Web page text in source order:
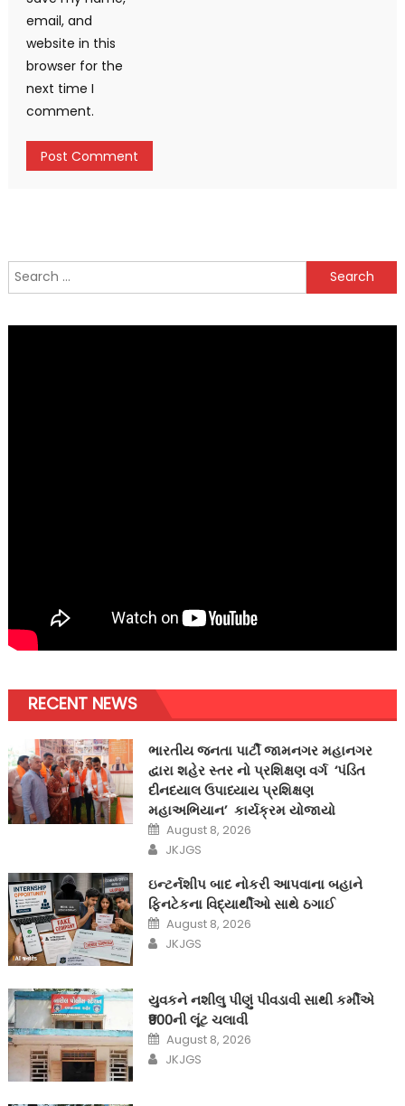
email, and
website in this
browser for the
next time I
comment.
Search
for:
RECENT NEWS
ભારતીય જનતા પાર્ટી જામનગર મહાનગર
દ્વારા શહેર સ્તર નો પ્રશિક્ષણ વર્ગ ‘પંડિત
દીનદયાલ ઉપાધ્યાય પ્રશિક્ષણ
મહાઅભિયાન’ કાર્યક્રમ યોજાયો
Posted
on
August 8, 2026
Author
JKJGS
ઇન્ટર્નશીપ બાદ નોકરી આપવાના બહાને
ફિનટેકના વિદ્યાર્થીઓ સાથે ઠગાઈ
Posted
on
August 8, 2026
Author
JKJGS
યુવકને નશીલુ પીણું પીવડાવી સાથી કર્મીએ
₹900ની લૂંટ ચલાવી
Posted
on
August 8, 2026
Author
JKJGS